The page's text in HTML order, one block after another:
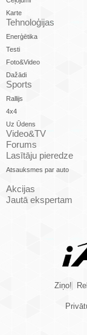
Karte
Tehnoloģijas
Enerģētika
Testi
Foto&Video
Dažādi
Sports
Rallijs
4x4
Uz Ūdens
Video&TV
Forums
Lasītāju pieredze
Atsauksmes par auto
Akcijas
Jautā ekspertam
Ziņo!